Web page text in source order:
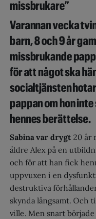
missbrukare”
Varannan vecka
barn, 8 och 9 år
missbrukande
för att något ska
socialtjänsten
pappan om hon
hennes berättelse.
Sabina var drygt 20 år
äldre Alex på en
och för att han fick
uppvuxen i en
destruktiva
skynda långsamt. Och
ville. Men snart började